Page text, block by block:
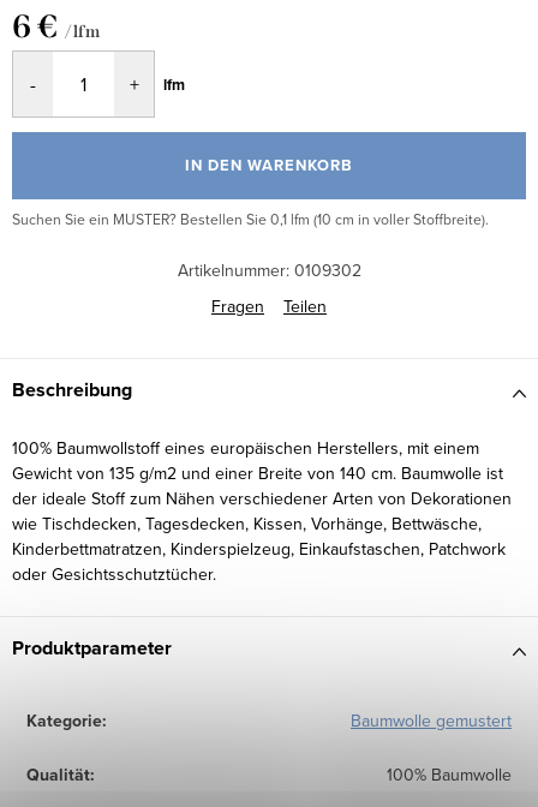
6 € / lfm
lfm
IN DEN WARENKORB
Suchen Sie ein MUSTER? Bestellen Sie 0,1 lfm (10 cm in voller Stoffbreite).
Artikelnummer: 0109302
Fragen
Teilen
Beschreibung
100% Baumwollstoff eines europäischen Herstellers, mit einem
Gewicht von 135 g/m2 und einer Breite von 140 cm. Baumwolle ist
der ideale Stoff zum Nähen verschiedener Arten von Dekorationen
wie Tischdecken, Tagesdecken, Kissen, Vorhänge, Bettwäsche,
Kinderbettmatratzen, Kinderspielzeug, Einkaufstaschen, Patchwork
oder Gesichtsschutztücher.
Produktparameter
Kategorie: Baumwolle gemustert
Qualität: 100% Baumwolle